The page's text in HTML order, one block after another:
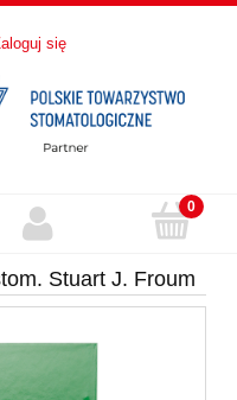
się
Stuart J. Froum